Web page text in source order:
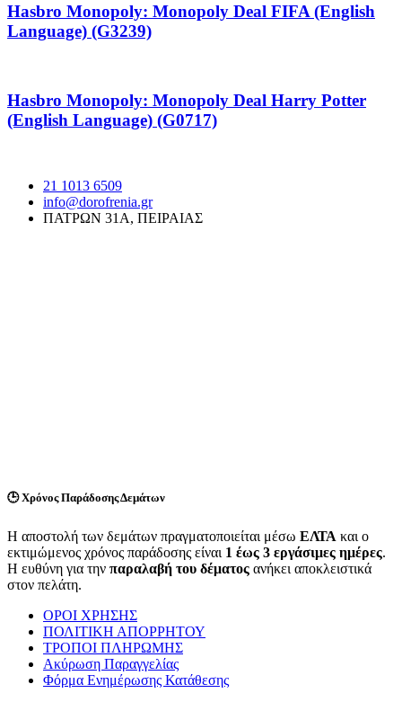
Hasbro Monopoly: Monopoly Deal FIFA (English
Language) (G3239)
Hasbro Monopoly: Monopoly Deal Harry Potter
(English Language) (G0717)
21 1013 6509
info@dorofrenia.gr
ΠΑΤΡΩΝ 31Α, ΠΕΙΡΑΙΑΣ
🕒Χρόνος Παράδοσης Δεμάτων
Η αποστολή των δεμάτων πραγματοποιείται μέσω ΕΛΤΑ και ο
εκτιμώμενος χρόνος παράδοσης είναι 1 έως 3 εργάσιμες ημέρες.
Η ευθύνη για την παραλαβή του δέματος ανήκει αποκλειστικά
στον πελάτη.
ΟΡΟΙ ΧΡΗΣΗΣ
ΠΟΛΙΤΙΚΗ ΑΠΟΡΡΗΤΟΥ
ΤΡΟΠΟΙ ΠΛΗΡΩΜΗΣ
Ακύρωση Παραγγελίας
Φόρμα Ενημέρωσης Κατάθεσης